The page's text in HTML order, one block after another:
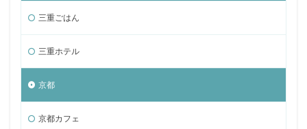
三重ごはん
三重ホテル
京都
京都カフェ